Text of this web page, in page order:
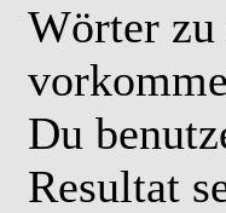
Wörter
Du
Resultat